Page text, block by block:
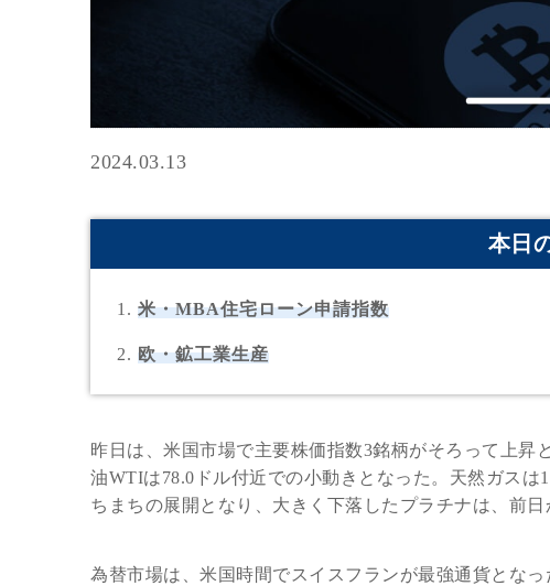
2024.03.13
本日
米・MBA住宅ローン申請指数
欧・鉱工業生産
昨日は、米国市場で主要株価指数3銘柄がそろって上
油WTIは78.0ドル付近での小動きとなった。天然ガスは
ちまちの展開となり、大きく下落したプラチナは、前日
為替市場は、米国時間でスイスフランが最強通貨とな